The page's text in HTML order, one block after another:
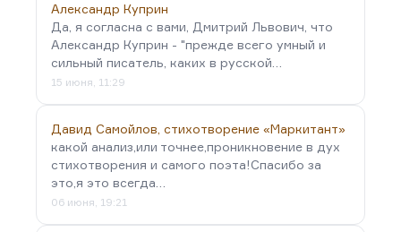
Александр Куприн
Да, я согласна с вами, Дмитрий Львович, что
Александр Куприн - "прежде всего умный и
сильный писатель, каких в русской…
15 июня, 11:29
Давид Самойлов, стихотворение «Маркитант»
какой анализ,или точнее,проникновение в дух
стихотворения и самого поэта!Спасибо за
это,я это всегда…
06 июня, 19:21